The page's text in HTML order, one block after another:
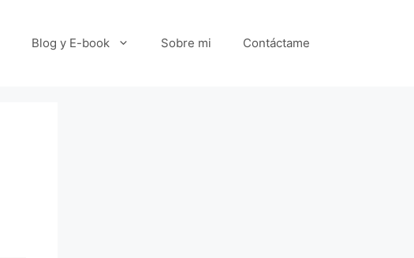
Blog y E-book Sobre mi Contáctame